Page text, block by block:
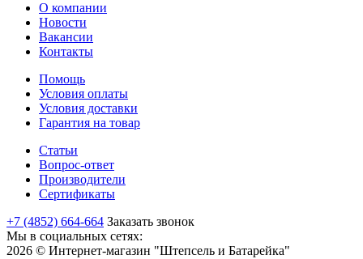
О компании
Новости
Вакансии
Контакты
Помощь
Условия оплаты
Условия доставки
Гарантия на товар
Статьи
Вопрос-ответ
Производители
Сертификаты
+7 (4852) 664-664 Заказать звонок
Мы в социальных сетях:
2026 © Интернет-магазин "Штепсель и Батарейка"